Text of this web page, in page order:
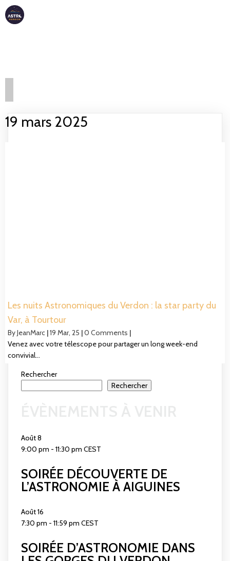
19 mars 2025
Les nuits Astronomiques du Verdon : la star party du
Var, à Tourtour
ByJeanMarc |19 Mar, 25 |0 Comments |
Venez avec votre télescope pour partager un long week-end
convivial…
Rechercher
Rechercher
Août8
9:00 pm - 11:30 pm CEST
SOIRÉE DÉCOUVERTE DE
L’ASTRONOMIE À AIGUINES
Août16
7:30 pm - 11:59 pm CEST
SOIRÉE D’ASTRONOMIE DANS